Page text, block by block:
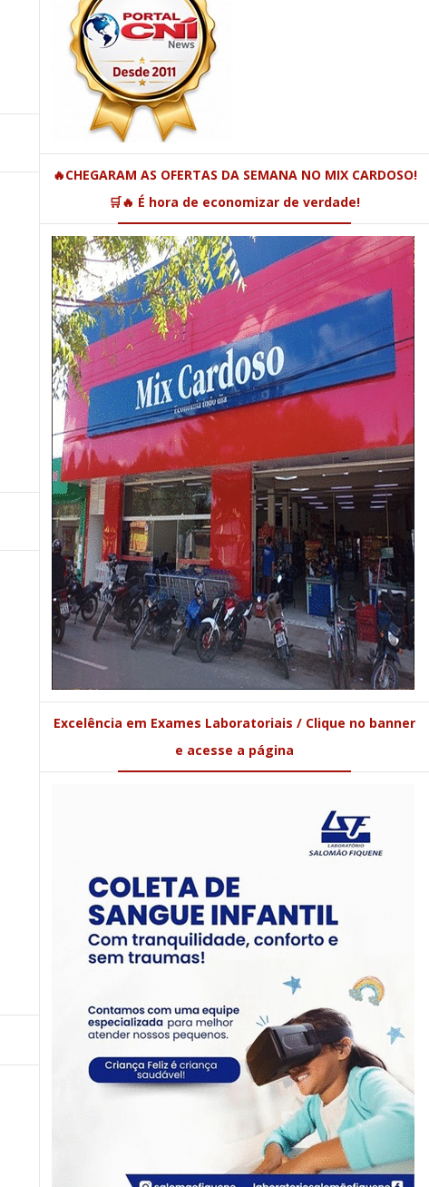
🔥CHEGARAM AS OFERTAS DA SEMANA NO MIX CARDOSO!
🛒🔥 É hora de economizar de verdade!
Excelência em Exames Laboratoriais / Clique no banner
e acesse a página